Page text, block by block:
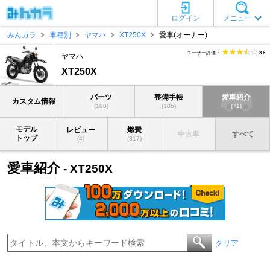
メニュー
ログイン
みんカラ
車種別 ヤマハ XT250X 愛車(オーナー)
ヤマハ
XT250X
ユーザー評価： 3.5
カスタム情報 パーツ
(108)
整備手帳
(105)
愛車紹介
(71)
モデル
トップ
レビュー
(4)
燃費
(317)
中古車 すべて
愛車紹介- XT250X
クリア